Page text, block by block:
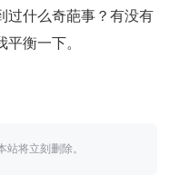
过什么奇葩事？有没有
衡一下。
将立刻删除。